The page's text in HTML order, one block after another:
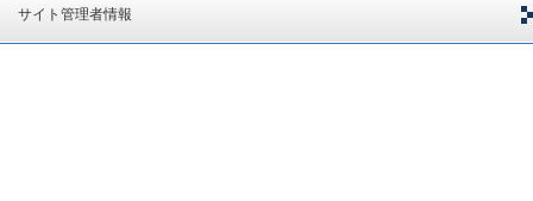
サイト管理者情報